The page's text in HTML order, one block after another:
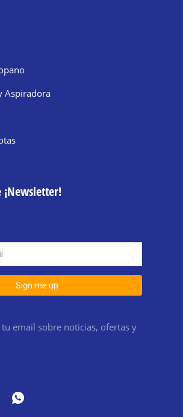
Aspiradora
Sign me up
tu email sobre noticias, ofertas y